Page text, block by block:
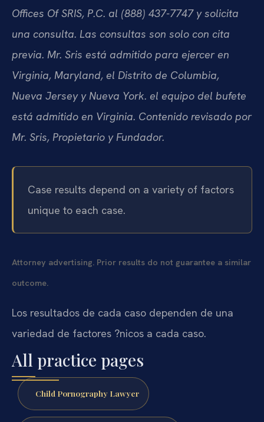
Offices Of SRIS, P.C. al (888) 437-7747 y solicita
una consulta. Las consultas son solo con cita
previa. Mr. Sris está admitido para ejercer en
Virginia, Maryland, el Distrito de Columbia,
Nueva Jersey y Nueva York. el equipo del bufete
está admitido en Virginia. Contenido revisado por
Mr. Sris, Propietario y Fundador.
Case results depend on a variety of factors
unique to each case.
Attorney advertising. Prior results do not guarantee a similar
outcome.
Los resultados de cada caso dependen de una
variedad de factores ?nicos a cada caso.
All practice pages
Child Pornography Lawyer